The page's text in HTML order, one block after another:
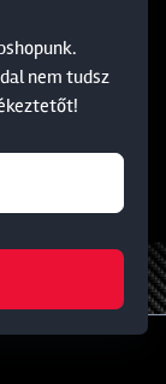
nem tudsz